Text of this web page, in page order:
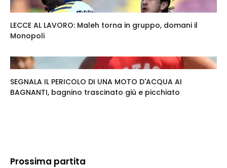
LECCE AL LAVORO: Maleh torna in gruppo, domani il
Monopoli
SEGNALA IL PERICOLO DI UNA MOTO D'ACQUA AI
BAGNANTI, bagnino trascinato giù e picchiato
Prossima partita